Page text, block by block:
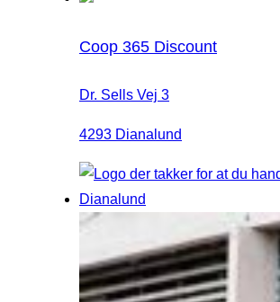
Coop 365 Discount
Dr. Sells Vej 3
4293 Dianalund